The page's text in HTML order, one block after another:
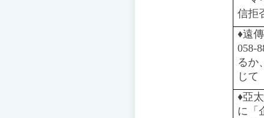
信拒
♦️遠
058-
るか
じて
♦️️亞
に「